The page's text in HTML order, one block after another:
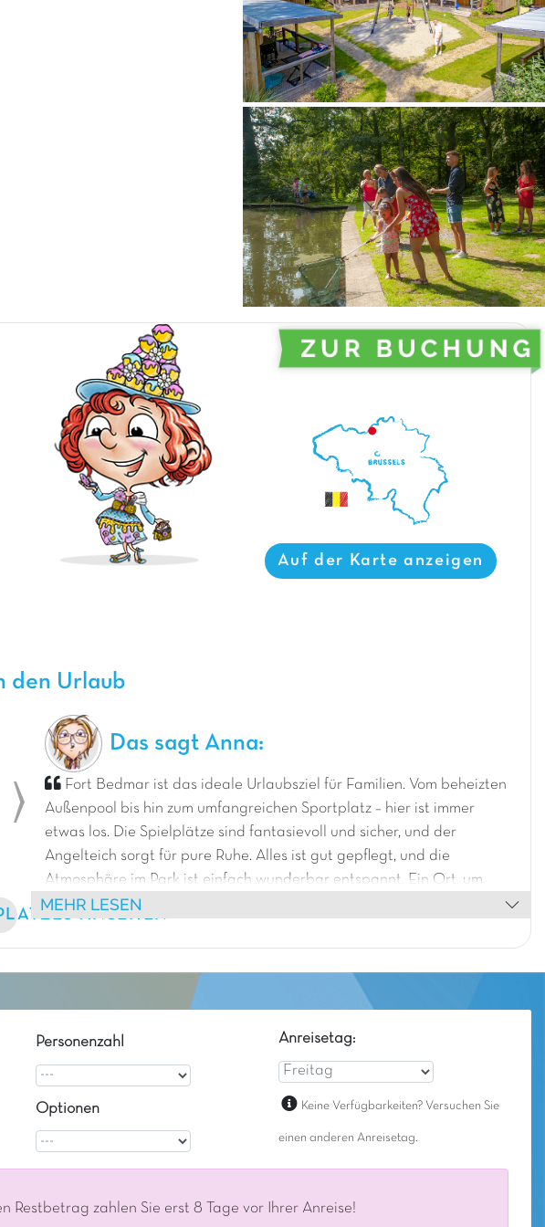
Auf der Karte anzeigen
den Urlaub
Next
ANSEHEN
Das sagt Anna:
Fort Bedmar ist das ideale Urlaubsziel für Familien. Vom beheizten
Außenpool bis hin zum umfangreichen Sportplatz – hier ist immer
etwas los. Die Spielplätze sind fantasievoll und sicher, und der
Angelteich sorgt für pure Ruhe. Alles ist gut gepflegt, und die
Atmosphäre im Park ist einfach wunderbar entspannt. Ein Ort, um
wirklich einmal komplett abzuschalten!
MEHR LESEN
Personenzahl
Optionen
Anreisetag:
Keine Verfügbarkeiten? Versuchen Sie
einen anderen Anreisetag.
Restbetrag zahlen Sie erst 8 Tage vor Ihrer Anreise!